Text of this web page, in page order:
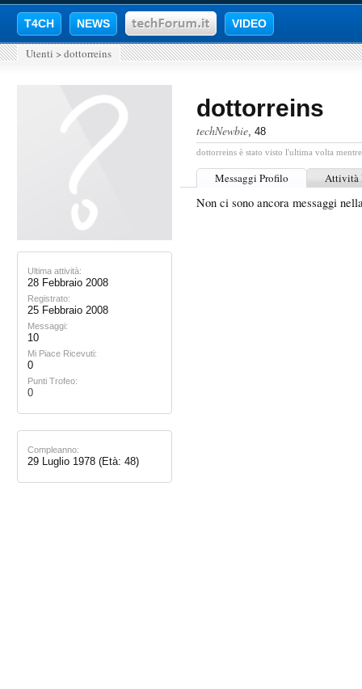
T4CH NEWS VIDEO
Utenti > dottorreins
Ultima attività:
28 Febbraio 2008
Registrato:
25 Febbraio 2008
Messaggi:
10
Mi Piace Ricevuti:
0
Punti Trofeo:
0
Compleanno:
29 Luglio 1978 (Età: 48)
dottorreins
techNewbie, 48
dottorreins è stato visto l'ultima volta
Messaggi Profilo Attività
Non ci sono ancora messaggi